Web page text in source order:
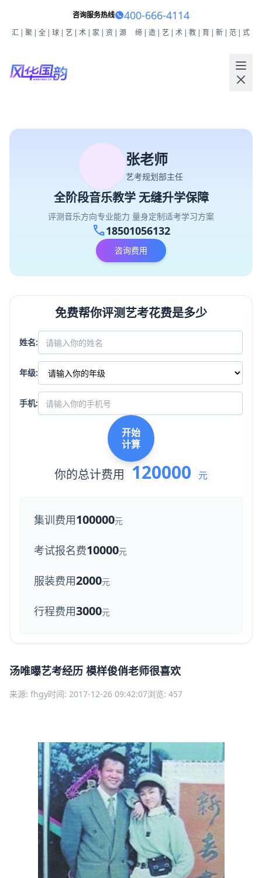
咨询服务热线 400-666-4114
汇|聚|全|球|艺|术|家|资|源 缔|造|艺|术|教|育|新|范|式
张老师
艺考规划部主任
全阶段音乐教学 无缝升学保障
评测音乐方向专业能力 量身定制适考学习方案
call18501056132
咨询费用
免费帮你评测艺考花费是多少
姓名:
年级:
手机:
开始
计算
你的总计费用 120000 元
集训费用100000元
考试报名费10000元
服装费用2000元
行程费用3000元
汤唯曝艺考经历 模样俊俏老师很喜欢
来源: fhgy时间: 2017-12-26 09:42:07浏览: 457